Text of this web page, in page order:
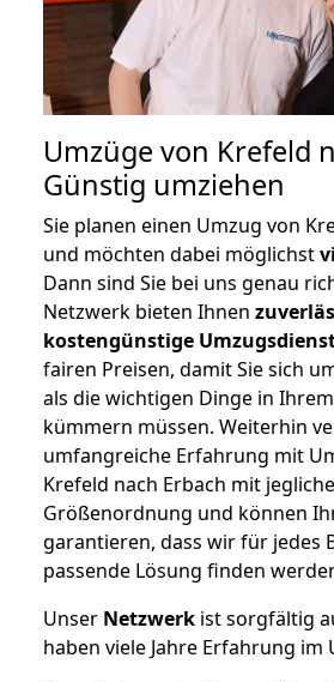
Umzüge von Krefeld
Günstig umziehen
Sie planen einen Umzug von
und möchten dabei möglichst
Dann sind Sie bei uns genau
Netzwerk bieten Ihnen
kostengünstige
fairen Preisen, damit Sie sich
als die wichtigen Dinge in
kümmern müssen. Weiterhin
umfangreiche Erfahrung mit
Krefeld nach Erbach mit
Größenordnung und können
garantieren, dass wir für jedes
passende Lösung finden
Unser Netzwerk ist sorgfältig
haben viele Jahre Erfahrung im